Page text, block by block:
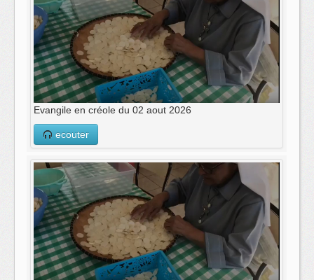
Evangile en créole du 02 aout 2026
ecouter